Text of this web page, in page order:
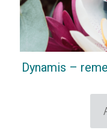
Dynamis –